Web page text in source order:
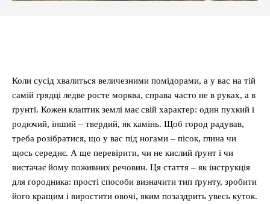
Коли сусід хвалиться величезними помідорами, а у вас на тій
самій грядці ледве росте морква, справа часто не в руках, а в
ґрунті. Кожен клаптик землі має свій характер: один пухкий і
родючий, інший – твердий, як камінь. Щоб город радував,
треба розібратися, що у вас під ногами – пісок, глина чи
щось середнє. А ще перевірити, чи не кислий ґрунт і чи
вистачає йому поживних речовин. Ця стаття – як інструкція
для городника: прості способи визначити тип ґрунту, зробити
його кращим і виростити овочі, яким позаздрить увесь куток.